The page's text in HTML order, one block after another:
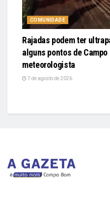
COMUNIDADE
Rajadas podem ter
alguns pontos de Campo
meteorologista
7 de agosto de 2026